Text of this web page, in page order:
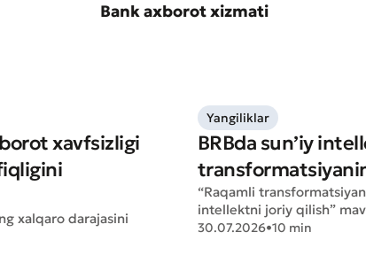
Bank axborot xizmati
xavfsizligi
xalqaro darajasini
Yangiliklar
BRBda sun’iy
“Raqamli
intellektni joriy qilish”
30.07.2026•10 min